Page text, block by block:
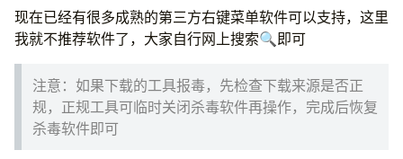
现在已经有很多成熟的第三方右键菜单软件可以支持，这里
我就不推荐软件了，大家自行网上搜索🔍即可
注意：如果下载的工具报毒，先检查下载来源是否正
规，正规工具可临时关闭杀毒软件再操作，完成后恢复
杀毒软件即可